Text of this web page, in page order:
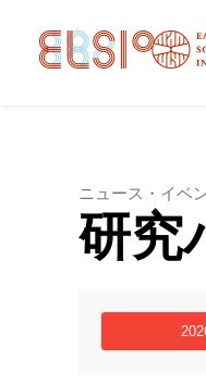
ニュース・イベ
研究